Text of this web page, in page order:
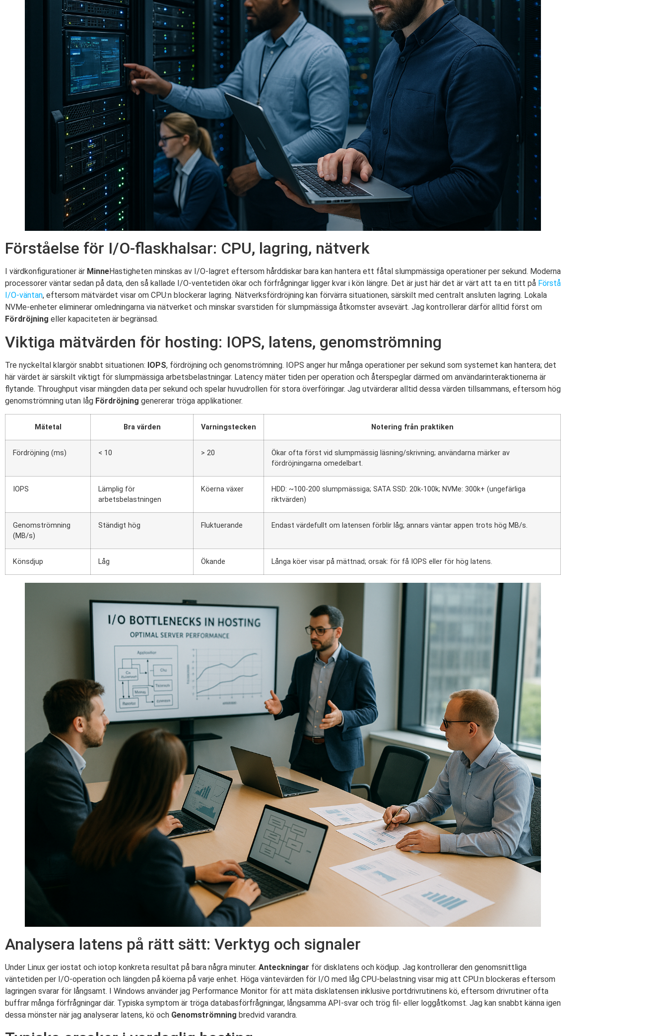
Förståelse för I/O-flaskhalsar: CPU, lagring, nätverk
I värdkonfigurationer är MinneHastigheten minskas av I/O-lagret eftersom hårddiskar bara kan hantera ett fåtal slumpmässiga operationer per sekund. Moderna
processorer väntar sedan på data, den så kallade I/O-ventetiden ökar och förfrågningar ligger kvar i kön längre. Det är just här det är värt att ta en titt på Förstå
I/O-väntan, eftersom mätvärdet visar om CPU:n blockerar lagring. Nätverksfördröjning kan förvärra situationen, särskilt med centralt ansluten lagring. Lokala
NVMe-enheter eliminerar omledningarna via nätverket och minskar svarstiden för slumpmässiga åtkomster avsevärt. Jag kontrollerar därför alltid först om
Fördröjning eller kapaciteten är begränsad.
Viktiga mätvärden för hosting: IOPS, latens, genomströmning
Tre nyckeltal klargör snabbt situationen: IOPS, fördröjning och genomströmning. IOPS anger hur många operationer per sekund som systemet kan hantera; det
här värdet är särskilt viktigt för slumpmässiga arbetsbelastningar. Latency mäter tiden per operation och återspeglar därmed om användarinteraktionerna är
flytande. Throughput visar mängden data per sekund och spelar huvudrollen för stora överföringar. Jag utvärderar alltid dessa värden tillsammans, eftersom hög
genomströmning utan låg Fördröjning genererar tröga applikationer.
Mätetal Bra värden Varningstecken Notering från praktiken
Fördröjning (ms) < 10 > 20
Ökar ofta först vid slumpmässig läsning/skrivning; användarna märker av
fördröjningarna omedelbart.
IOPS
Lämplig för
arbetsbelastningen
Köerna växer
HDD: ~100-200 slumpmässiga; SATA SSD: 20k-100k; NVMe: 300k+ (ungefärliga
riktvärden)
Genomströmning
(MB/s)
Ständigt hög Fluktuerande Endast värdefullt om latensen förblir låg; annars väntar appen trots hög MB/s.
Könsdjup Låg Ökande Långa köer visar på mättnad; orsak: för få IOPS eller för hög latens.
Analysera latens på rätt sätt: Verktyg och signaler
Under Linux ger iostat och iotop konkreta resultat på bara några minuter. Anteckningar för disklatens och ködjup. Jag kontrollerar den genomsnittliga
väntetiden per I/O-operation och längden på köerna på varje enhet. Höga väntevärden för I/O med låg CPU-belastning visar mig att CPU:n blockeras eftersom
lagringen svarar för långsamt. I Windows använder jag Performance Monitor för att mäta disklatensen inklusive portdrivrutinens kö, eftersom drivrutiner ofta
buffrar många förfrågningar där. Typiska symptom är tröga databasförfrågningar, långsamma API-svar och trög fil- eller loggåtkomst. Jag kan snabbt känna igen
dessa mönster när jag analyserar latens, kö och Genomströmning bredvid varandra.